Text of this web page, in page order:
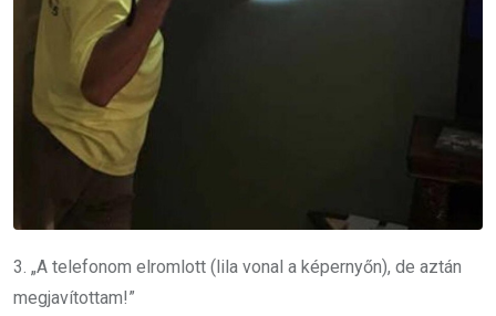
3. „A telefonom elromlott (lila vonal a képernyőn), de aztán
megjavítottam!”